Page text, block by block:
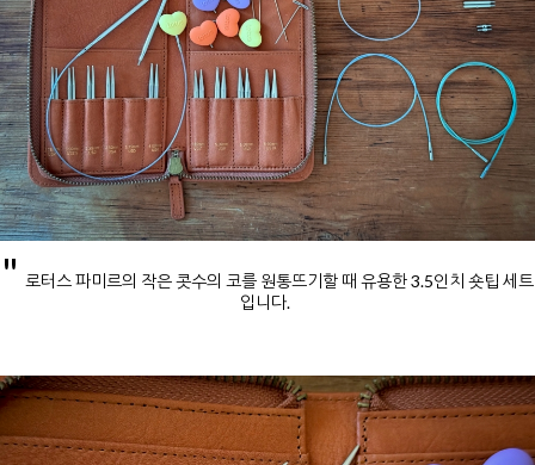
" 로터스 파미르의 작은 콧수의 코를 원통뜨기할 때 유용한 3.5인치 숏팁 세트
입니다.